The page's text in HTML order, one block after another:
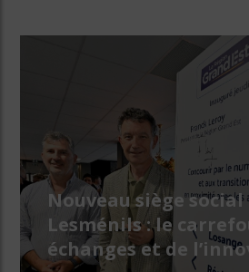
Nouveau siège
Lesménils : le
échanges et de